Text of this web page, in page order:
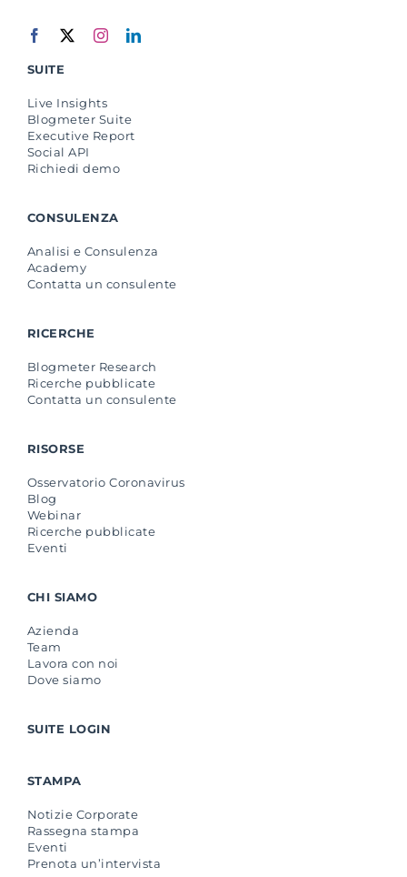
SUITE
Live Insights
Blogmeter Suite
Executive Report
Social API
Richiedi demo
CONSULENZA
Analisi e Consulenza
Academy
Contatta un consulente
RICERCHE
Blogmeter Research
Ricerche pubblicate
Contatta un consulente
RISORSE
Osservatorio Coronavirus
Blog
Webinar
Ricerche pubblicate
Eventi
CHI SIAMO
Azienda
Team
Lavora con noi
Dove siamo
SUITE LOGIN
STAMPA
Notizie Corporate
Rassegna stampa
Eventi
Prenota un’intervista